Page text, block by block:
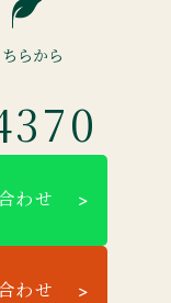
らから
わせ
わせ